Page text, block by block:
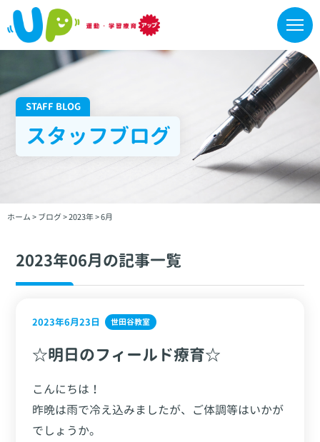
STAFF BLOG
スタッフブログ
ホーム > ブログ>2023年>6月
2023年06月の記事一覧
2023年6月23日 世田谷教室
☆明日のフィールド療育☆
こんにちは！
昨晩は雨で冷え込みましたが、ご体調等はいかが
でしょうか。